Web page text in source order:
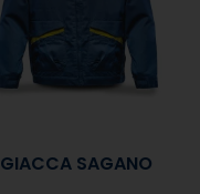
GIACCA SAGANO